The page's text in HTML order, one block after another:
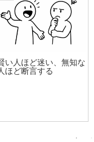
い人ほど迷い、無知な
ほど断言する